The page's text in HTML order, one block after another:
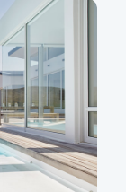
v dalším
Přečtěte si
připravil
banky.